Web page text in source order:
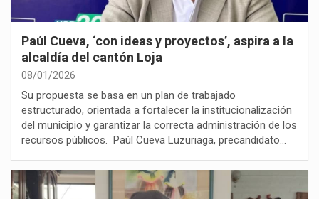
Paúl Cueva, ‘con ideas y proyectos’, aspira a la
alcaldía del cantón Loja
08/01/2026
Su propuesta se basa en un plan de trabajado
estructurado, orientada a fortalecer la institucionalización
del municipio y garantizar la correcta administración de los
recursos públicos. Paúl Cueva Luzuriaga, precandidato…